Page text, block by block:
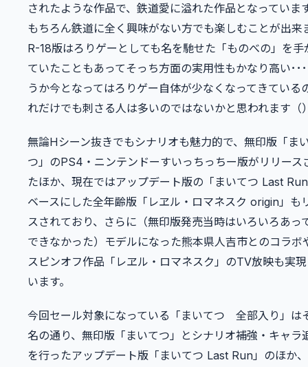
されたような作品で、鉄道愛に溢れた作品となっていま
もちろん鉄道に全く興味がない方でも楽しむことが出来
R-18版はろりゲーとしても名を馳せた「ものべの」を手
ていたこともあってそっち方面の実用性もかなり高い･･
うか今となってはろりゲー自体が少なくなってきている
れだけでも刺さる人は多いのではないかと思われます（
無論Hシーン抜きでもシナリオも魅力的で、無印版「ま
つ」のPS4・ニンテンドーすいっちっちー版がリリース
たほか、現在ではアップデート版の「まいてつ Last
ベースにした全年齢版「レヱル・ロマネスク origin」も
スされており、さらに（無印版発売当時はいろいろあっ
できなかった）モデルになった熊本県人吉市とのコラボ
スピンオフ作品「レヱル・ロマネスク」のTV放映も実
います。
今回セール対象になっている「まいてつ 全部入り」は
名の通り、無印版「まいてつ」とシナリオ補強・キャラ
を行ったアップデート版「まいてつ Last Run」のほか